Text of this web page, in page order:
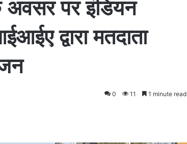
अवसर पर इंडियन
द्वारा मतदाता
0 11 1 minute read